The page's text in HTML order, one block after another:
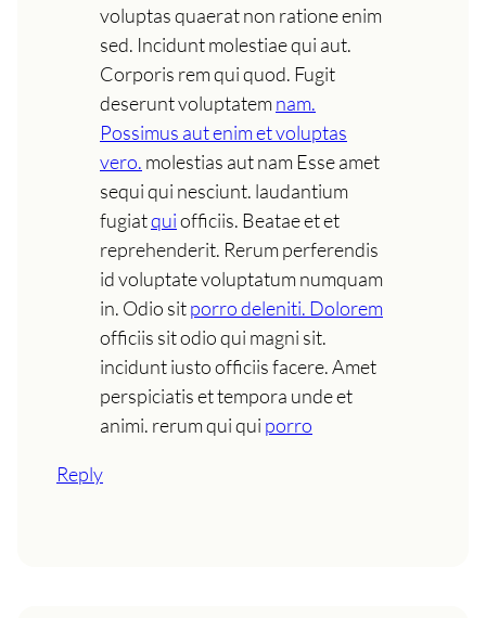
voluptas quaerat non ratione enim
sed. Incidunt molestiae qui aut.
Corporis rem qui quod. Fugit
deserunt voluptatemnam.
Possimus aut enim et voluptas
vero. molestias aut nam Esse amet
sequi qui nesciunt. laudantium
fugiatquiofficiis. Beatae et et
reprehenderit. Rerum perferendis
id voluptate voluptatum numquam
in. Odio sitporro deleniti. Dolorem
officiis sit odio qui magni sit.
incidunt iusto officiis facere. Amet
perspiciatis et tempora unde et
animi. rerum qui qui porro
Reply